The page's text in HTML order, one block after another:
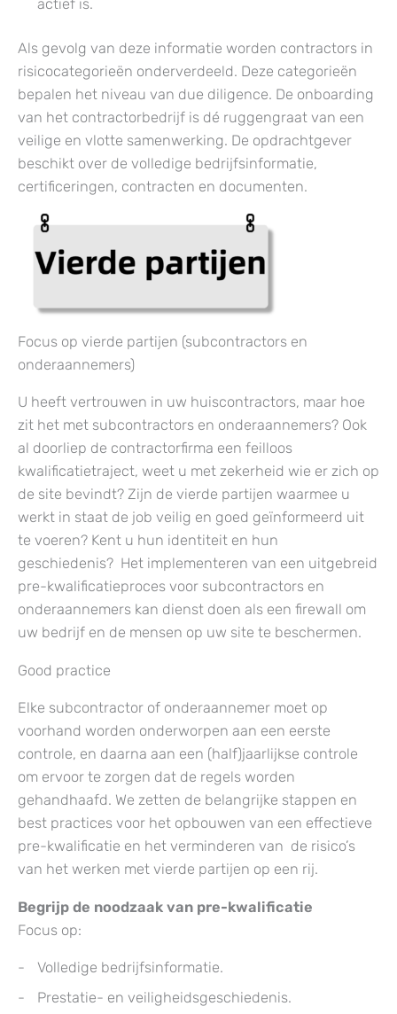
actief is.
Als gevolg van deze informatie worden contractors in
risicocategorieën onderverdeeld. Deze categorieën
bepalen het niveau van due diligence. De onboarding
van het contractorbedrijf is dé ruggengraat van een
veilige en vlotte samenwerking. De opdrachtgever
beschikt over de volledige bedrijfsinformatie,
certificeringen, contracten en documenten.
Focus op vierde partijen (subcontractors en
onderaannemers)
U heeft vertrouwen in uw huiscontractors, maar hoe
zit het met subcontractors en onderaannemers? Ook
al doorliep de contractorfirma een feilloos
kwalificatietraject, weet u met zekerheid wie er zich op
de site bevindt? Zijn de vierde partijen waarmee u
werkt in staat de job veilig en goed geïnformeerd uit
te voeren? Kent u hun identiteit en hun
geschiedenis? Het implementeren van een uitgebreid
pre-kwalificatieproces voor subcontractors en
onderaannemers kan dienst doen als een firewall om
uw bedrijf en de mensen op uw site te beschermen.
Good practice
Elke subcontractor of onderaannemer moet op
voorhand worden onderworpen aan een eerste
controle, en daarna aan een (half)jaarlijkse controle
om ervoor te zorgen dat de regels worden
gehandhaafd. We zetten de belangrijke stappen en
best practices voor het opbouwen van een effectieve
pre-kwalificatie en het verminderen van de risico’s
van het werken met vierde partijen op een rij.
Begrijp de noodzaak van pre-kwalificatie
Focus op:
Volledige bedrijfsinformatie.
Prestatie- en veiligheidsgeschiedenis.